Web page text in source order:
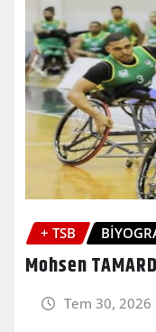
+ TSB
Mohsen
Tem 30, 2026